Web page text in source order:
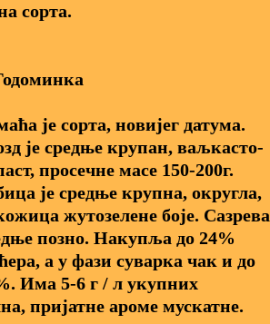
сорта.
је сорта, новијег датума.
је средње крупан, ваљкасто-
просечне масе 150-200г.
је средње крупна, округла,
жутозелене боје. Сазрева
позно. Накупља до 24%
а у фази суварка чак и до
Има 5-6 г / л укупних
пријатне ароме мускатне.